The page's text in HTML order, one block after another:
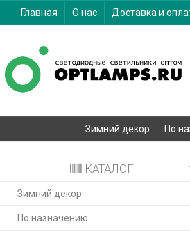
Главная О нас Доставка и
Зимний декор По
КАТАЛОГ
Зимний декор
По назначению